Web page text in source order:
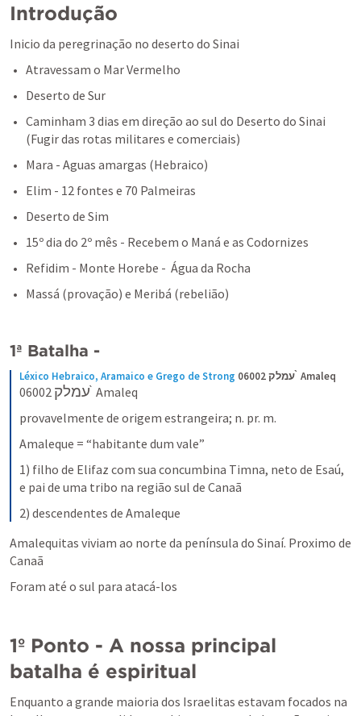
Introdução
Inicio da peregrinação no deserto do Sinai
Atravessam o Mar Vermelho
Deserto de Sur
Caminham 3 dias em direção ao sul do Deserto do Sinai
(Fugir das rotas militares e comerciais)
Mara - Aguas amargas (Hebraico)
Elim - 12 fontes e 70 Palmeiras
Deserto de Sim
15º dia do 2º mês - Recebem o Maná e as Codornizes
Refidim - Monte Horebe -  Água da Rocha
Massá (provação) e Meribá (rebelião)
1ª Batalha -
Léxico Hebraico, Aramaico e Grego de Strong 06002 עמלק  ̀Amaleq
06002 עמלק
  ̀Amaleq
provavelmente de origem estrangeira; n. pr. m.
Amaleque = “habitante dum vale”
1) filho de Elifaz com sua concumbina Timna, neto de Esaú,
e pai de uma tribo na região sul de Canaã
2) descendentes de Amaleque
Amalequitas viviam ao norte da península do Sinaí. Proximo de
Canaã
Foram até o sul para atacá-los
1º Ponto - A nossa principal
batalha é espiritual
Enquanto a grande maioria dos Israelitas estavam focados na